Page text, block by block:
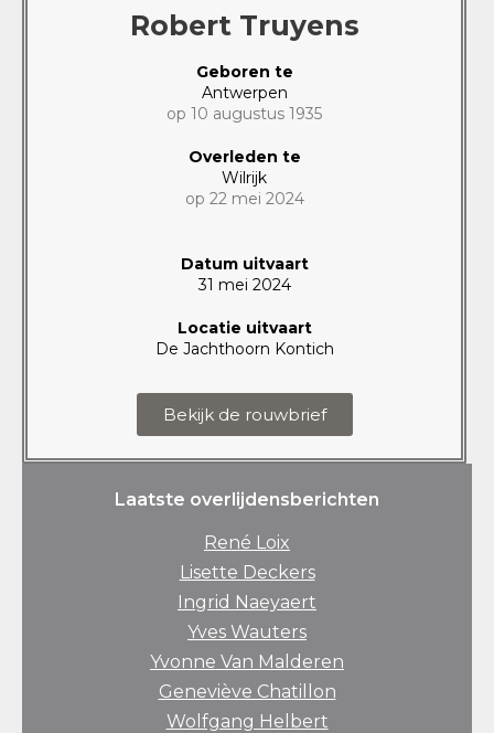
Robert Truyens
Geboren te
Antwerpen
op 10 augustus 1935
Overleden te
Wilrijk
op 22 mei 2024
Datum uitvaart
31 mei 2024
Locatie uitvaart
De Jachthoorn Kontich
Bekijk de rouwbrief
Laatste overlijdensberichten
René Loix
Lisette Deckers
Ingrid Naeyaert
Yves Wauters
Yvonne Van Malderen
Geneviève Chatillon
Wolfgang Helbert